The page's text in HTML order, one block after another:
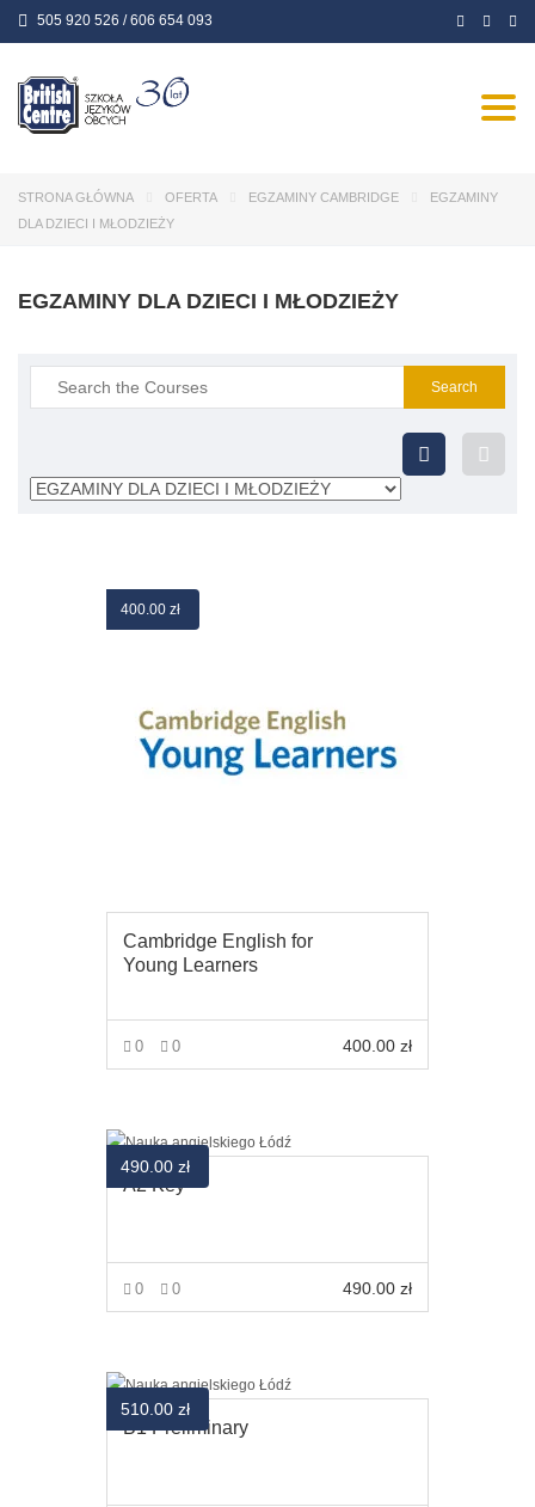
505 920 526 / 606 654 093
STRONA GŁÓWNA OFERTA EGZAMINY CAMBRIDGE
EGZAMINY
DLA DZIECI I MŁODZIEŻY
EGZAMINY DLA DZIECI I MŁODZIEŻY
Search
for:
400.00 zł
Cambridge English for
Young Learners
0 0 400.00 zł
490.00 zł
A2 Key
0 0 490.00 zł
510.00 zł
B1 Preliminary